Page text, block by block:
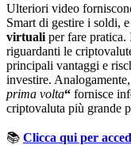
Ulteriori video
Smart di gestire i soldi,
virtuali per fare
riguardanti le
principali vantaggi e
investire.
prima volta“ fornisce
criptovaluta più grande
📚 Clicca qui per